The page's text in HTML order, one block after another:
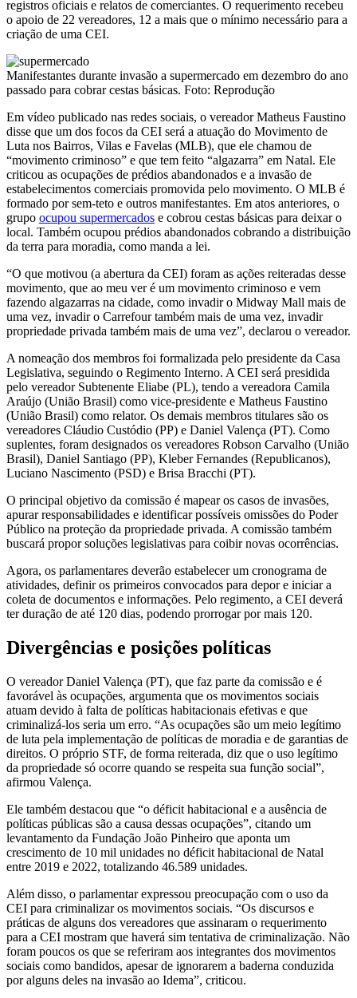
registros oficiais e relatos de comerciantes. O requerimento recebeu
o apoio de 22 vereadores, 12 a mais que o mínimo necessário para a
criação de uma CEI.
Manifestantes durante invasão a supermercado em dezembro do ano
passado para cobrar cestas básicas. Foto: Reprodução
Em vídeo publicado nas redes sociais, o vereador Matheus Faustino
disse que um dos focos da CEI será a atuação do Movimento de
Luta nos Bairros, Vilas e Favelas (MLB), que ele chamou de
“movimento criminoso” e que tem feito “algazarra” em Natal. Ele
criticou as ocupações de prédios abandonados e a invasão de
estabelecimentos comerciais promovida pelo movimento. O MLB é
formado por sem-teto e outros manifestantes. Em atos anteriores, o
grupo ocupou supermercados e cobrou cestas básicas para deixar o
local. Também ocupou prédios abandonados cobrando a distribuição
da terra para moradia, como manda a lei.
“O que motivou (a abertura da CEI) foram as ações reiteradas desse
movimento, que ao meu ver é um movimento criminoso e vem
fazendo algazarras na cidade, como invadir o Midway Mall mais de
uma vez, invadir o Carrefour também mais de uma vez, invadir
propriedade privada também mais de uma vez”, declarou o vereador.
A nomeação dos membros foi formalizada pelo presidente da Casa
Legislativa, seguindo o Regimento Interno. A CEI será presidida
pelo vereador Subtenente Eliabe (PL), tendo a vereadora Camila
Araújo (União Brasil) como vice-presidente e Matheus Faustino
(União Brasil) como relator. Os demais membros titulares são os
vereadores Cláudio Custódio (PP) e Daniel Valença (PT). Como
suplentes, foram designados os vereadores Robson Carvalho (União
Brasil), Daniel Santiago (PP), Kleber Fernandes (Republicanos),
Luciano Nascimento (PSD) e Brisa Bracchi (PT).
O principal objetivo da comissão é mapear os casos de invasões,
apurar responsabilidades e identificar possíveis omissões do Poder
Público na proteção da propriedade privada. A comissão também
buscará propor soluções legislativas para coibir novas ocorrências.
Agora, os parlamentares deverão estabelecer um cronograma de
atividades, definir os primeiros convocados para depor e iniciar a
coleta de documentos e informações. Pelo regimento, a CEI deverá
ter duração de até 120 dias, podendo prorrogar por mais 120.
Divergências e posições políticas
O vereador Daniel Valença (PT), que faz parte da comissão e é
favorável às ocupações, argumenta que os movimentos sociais
atuam devido à falta de políticas habitacionais efetivas e que
criminalizá-los seria um erro. “As ocupações são um meio legítimo
de luta pela implementação de políticas de moradia e de garantias de
direitos. O próprio STF, de forma reiterada, diz que o uso legítimo
da propriedade só ocorre quando se respeita sua função social”,
afirmou Valença.
Ele também destacou que “o déficit habitacional e a ausência de
políticas públicas são a causa dessas ocupações”, citando um
levantamento da Fundação João Pinheiro que aponta um
crescimento de 10 mil unidades no déficit habitacional de Natal
entre 2019 e 2022, totalizando 46.589 unidades.
Além disso, o parlamentar expressou preocupação com o uso da
CEI para criminalizar os movimentos sociais. “Os discursos e
práticas de alguns dos vereadores que assinaram o requerimento
para a CEI mostram que haverá sim tentativa de criminalização. Não
foram poucos os que se referiram aos integrantes dos movimentos
sociais como bandidos, apesar de ignorarem a baderna conduzida
por alguns deles na invasão ao Idema”, criticou.